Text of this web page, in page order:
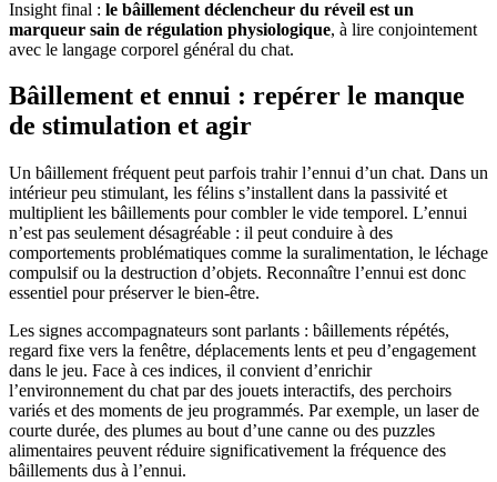
Insight final : le bâillement déclencheur du réveil est un
marqueur sain de régulation physiologique, à lire conjointement
avec le langage corporel général du chat.
Bâillement et ennui : repérer le manque
de stimulation et agir
Un bâillement fréquent peut parfois trahir l’ennui d’un chat. Dans un
intérieur peu stimulant, les félins s’installent dans la passivité et
multiplient les bâillements pour combler le vide temporel. L’ennui
n’est pas seulement désagréable : il peut conduire à des
comportements problématiques comme la suralimentation, le léchage
compulsif ou la destruction d’objets. Reconnaître l’ennui est donc
essentiel pour préserver le bien-être.
Les signes accompagnateurs sont parlants : bâillements répétés,
regard fixe vers la fenêtre, déplacements lents et peu d’engagement
dans le jeu. Face à ces indices, il convient d’enrichir
l’environnement du chat par des jouets interactifs, des perchoirs
variés et des moments de jeu programmés. Par exemple, un laser de
courte durée, des plumes au bout d’une canne ou des puzzles
alimentaires peuvent réduire significativement la fréquence des
bâillements dus à l’ennui.